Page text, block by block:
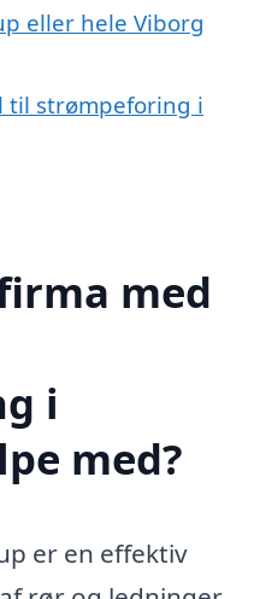
eller hele Viborg
til strømpeforing i
med
i
med?
er en effektiv